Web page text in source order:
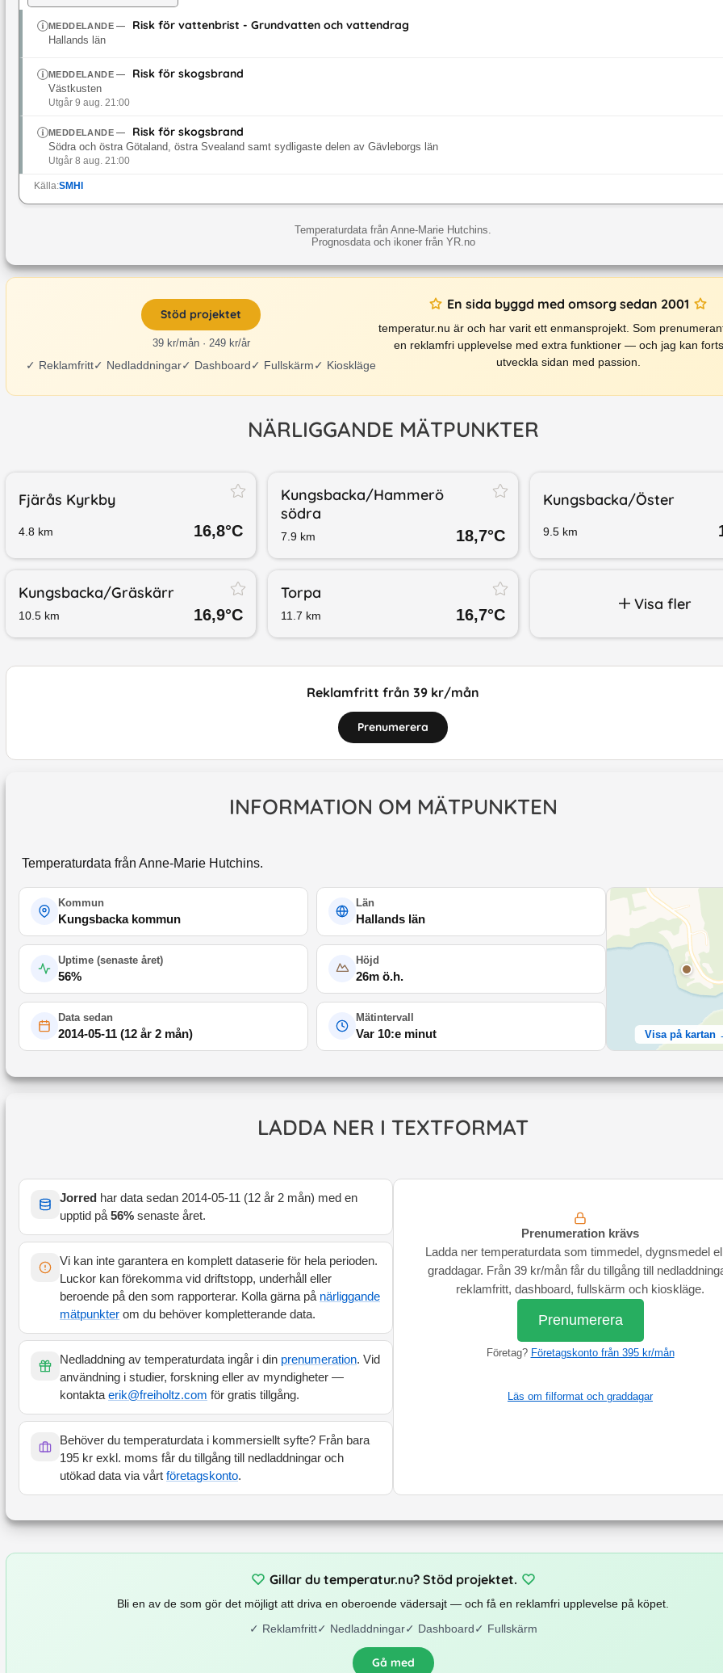
MEDDELANDE — Risk för vattenbrist - Grundvatten och vattendrag
Hallands län
MEDDELANDE — Risk för skogsbrand
Västkusten
Utgår 9 aug. 21:00
MEDDELANDE — Risk för skogsbrand
Södra och östra Götaland, östra Svealand samt sydligaste delen av Gävleborgs län
Utgår 8 aug. 21:00
Källa:SMHI
Temperaturdata från Anne-Marie Hutchins.
Prognosdata och ikoner från YR.no
Stöd projektet
39 kr/mån · 249 kr/år
✓ Reklamfritt✓ Nedladdningar✓ Dashboard✓ Fullskärm✓ Kioskläge
En sida byggd med omsorg sedan 2001
temperatur.nu är och har varit ett enmansprojekt. Som
en reklamfri upplevelse med extra funktioner — och jag kan
utveckla sidan med passion.
NÄRLIGGANDE MÄTPUNKTER
Fjärås Kyrkby
4.8 km 16,8°C
Kungsbacka/​Hammerö
södra
7.9 km 18,7°C
Kungsbacka/​Öster
9.5 km
Kungsbacka/​Gräskärr
10.5 km 16,9°C
Torpa
11.7 km 16,7°C
Visa fler
Reklamfritt från 39 kr/mån
Prenumerera
INFORMATION OM MÄTPUNKTEN
Temperaturdata från Anne-Marie Hutchins.
Kommun
Kungsbacka kommun
Län
Hallands län
Uptime (senaste året)
56%
Höjd
26m ö.h.
Data sedan
2014-05-11 (12 år 2 mån)
Mätintervall
Var 10:e minut Visa på kartan
LADDA NER I TEXTFORMAT
Jorred har data sedan 2014-05-11 (12 år 2 mån) med en
upptid på 56% senaste året.
Vi kan inte garantera en komplett dataserie för hela perioden.
Luckor kan förekomma vid driftstopp, underhåll eller
beroende på den som rapporterar. Kolla gärna på närliggande
mätpunkter om du behöver kompletterande data.
Nedladdning av temperaturdata ingår i din prenumeration. Vid
användning i studier, forskning eller av myndigheter —
kontakta erik@freiholtz.com för gratis tillgång.
Behöver du temperaturdata i kommersiellt syfte? Från bara
195 kr exkl. moms får du tillgång till nedladdningar och
utökad data via vårt företagskonto.
Prenumeration krävs
Ladda ner temperaturdata som timmedel, dygnsmedel
graddagar. Från 39 kr/mån får du tillgång till
reklamfritt, dashboard, fullskärm och kioskläge.
Prenumerera
Företag? Företagskonto från 395 kr/mån
Läs om filformat och graddagar
Gillar du temperatur.nu? Stöd projektet.
Bli en av de som gör det möjligt att driva en oberoende vädersajt — och få en reklamfri upplevelse på köpet.
✓ Reklamfritt✓ Nedladdningar✓ Dashboard✓ Fullskärm
Gå med